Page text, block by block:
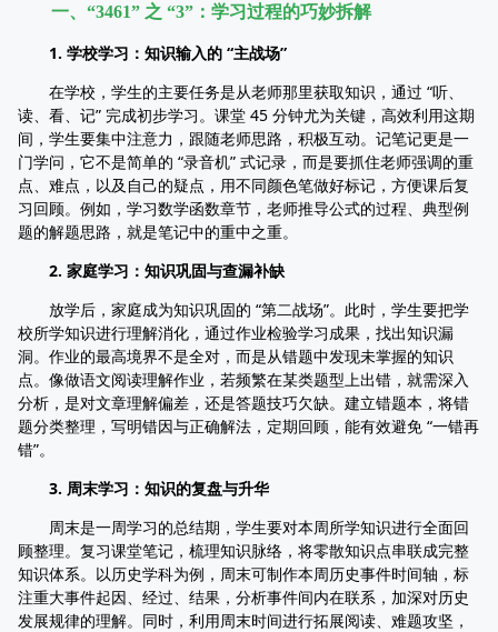
一、“3461” 之 “3”：学习过程的巧妙拆解
1. 学校学习：知识输入的 “主战场”
在学校，学生的主要任务是从老师那里获取知识，通过 “听、
读、看、记” 完成初步学习。课堂 45 分钟尤为关键，高效利用这期
间，学生要集中注意力，跟随老师思路，积极互动。记笔记更是一
门学问，它不是简单的 “录音机” 式记录，而是要抓住老师强调的重
点、难点，以及自己的疑点，用不同颜色笔做好标记，方便课后复
习回顾。例如，学习数学函数章节，老师推导公式的过程、典型例
题的解题思路，就是笔记中的重中之重。
2. 家庭学习：知识巩固与查漏补缺
放学后，家庭成为知识巩固的 “第二战场”。此时，学生要把学
校所学知识进行理解消化，通过作业检验学习成果，找出知识漏
洞。作业的最高境界不是全对，而是从错题中发现未掌握的知识
点。像做语文阅读理解作业，若频繁在某类题型上出错，就需深入
分析，是对文章理解偏差，还是答题技巧欠缺。建立错题本，将错
题分类整理，写明错因与正确解法，定期回顾，能有效避免 “一错再
错”。
3. 周末学习：知识的复盘与升华
周末是一周学习的总结期，学生要对本周所学知识进行全面回
顾整理。复习课堂笔记，梳理知识脉络，将零散知识点串联成完整
知识体系。以历史学科为例，周末可制作本周历史事件时间轴，标
注重大事件起因、经过、结果，分析事件间内在联系，加深对历史
发展规律的理解。同时，利用周末时间进行拓展阅读、难题攻坚，